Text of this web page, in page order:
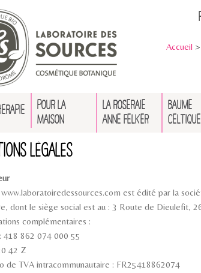
Accueil
POUR LA
MAISON
LA ROSERAIE
ANNE FELKER
BAUME
CELTIQUE
légales
est édité par la
dont le siège social est au : 3 Route de Dieulefit,
complémentaires :
418 862 074 000 55
42 Z
de TVA intracommunautaire : FR25418862074